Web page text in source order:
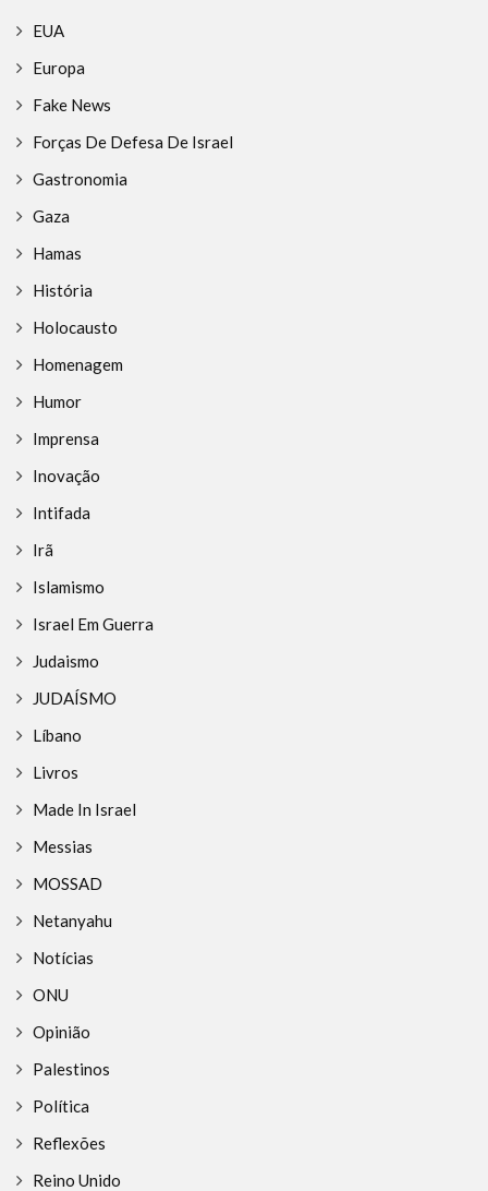
EUA
Europa
Fake News
Forças De Defesa De Israel
Gastronomia
Gaza
Hamas
História
Holocausto
Homenagem
Humor
Imprensa
Inovação
Intifada
Irã
Islamismo
Israel Em Guerra
Judaismo
JUDAÍSMO
Líbano
Livros
Made In Israel
Messias
MOSSAD
Netanyahu
Notícias
ONU
Opinião
Palestinos
Política
Reflexões
Reino Unido